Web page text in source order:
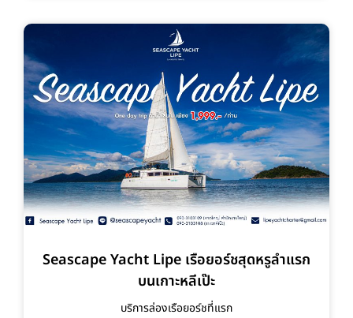
Seascape Yacht Lipe เรือยอร์ชสุดหรูลำแรก
บนเกาะหลีเป๊ะ
บริการล่องเรือยอร์ชที่แรก